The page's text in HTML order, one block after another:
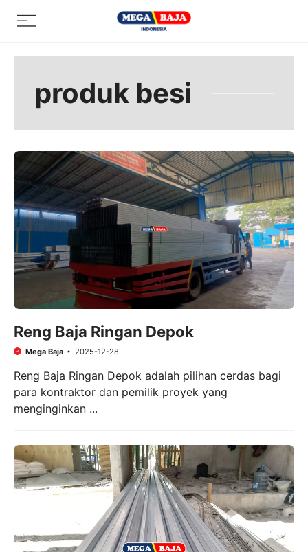
Menu
produk besi
Reng Baja Ringan Depok
Mega Baja 2025-12-28
Reng Baja Ringan Depok adalah pilihan cerdas bagi
para kontraktor dan pemilik proyek yang
menginginkan ...